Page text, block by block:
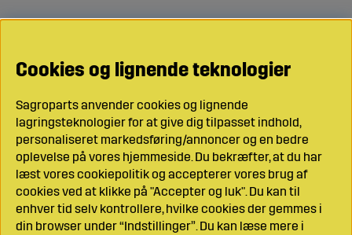
Cookies og lignende teknologier
Sagroparts anvender cookies og lignende
lagringsteknologier for at give dig tilpasset indhold,
personaliseret markedsføring/annoncer og en bedre
oplevelse på vores hjemmeside. Du bekræfter, at du har
læst vores cookiepolitik og accepterer vores brug af
cookies ved at klikke på "Accepter og luk". Du kan til
enhver tid selv kontrollere, hvilke cookies der gemmes i
din browser under “Indstillinger”. Du kan læse mere i